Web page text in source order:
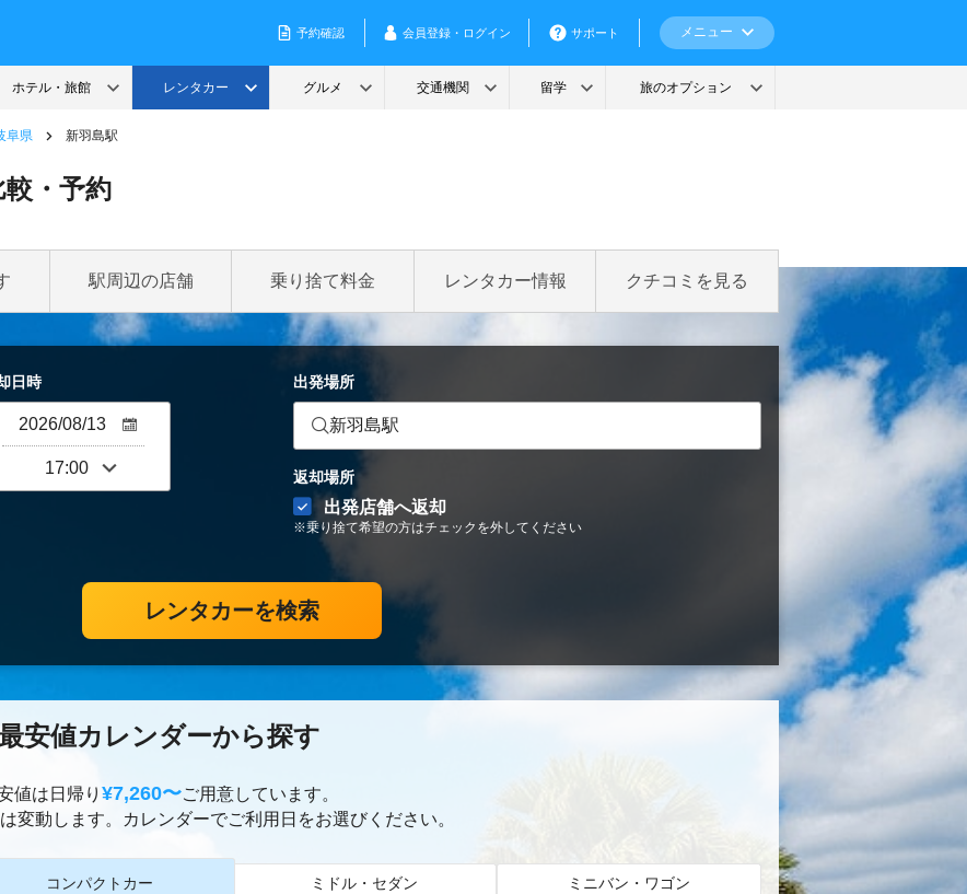
阜県 新羽島駅
・予約
駅周辺の店舗 乗り捨て料金 レンタカー情報 クチコミを見る
日時 出発場所
新羽島駅
返却場所
出発店舗へ返却
※乗り捨て希望の方はチェックを外してください
レンタカーを検索
安値カレンダーから探す
値は日帰り ¥7,260〜ご用意しています。
変動します。カレンダーでご利用日をお選びください。
コンパクトカー ミドル・セダン ミニバン・ワゴン